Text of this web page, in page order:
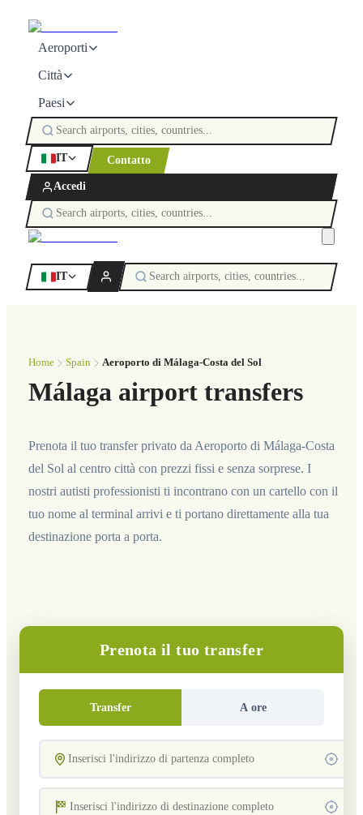
Aeroporti
Città
Paesi
IT Contatto
Accedi
IT
Home Spain Aeroporto di Málaga-Costa del Sol
Málaga airport transfers
Prenota il tuo transfer privato da Aeroporto di Málaga-Costa
del Sol al centro città con prezzi fissi e senza sorprese. I
nostri autisti professionisti ti incontrano con un cartello con il
tuo nome al terminal arrivi e ti portano direttamente alla tua
destinazione porta a porta.
Prenota il tuo transfer
Transfer A ore